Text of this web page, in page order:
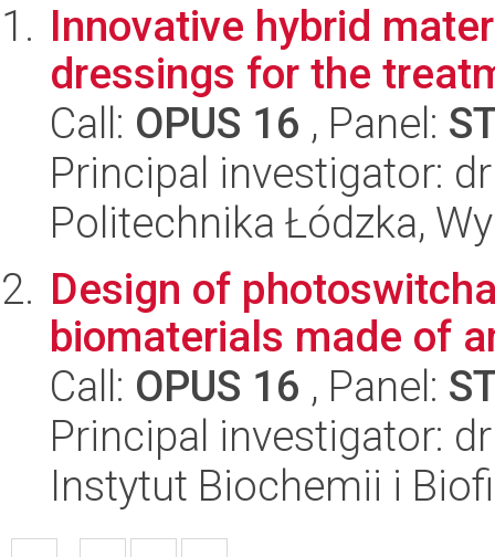
Innovative hybrid
dressings for the
Call: OPUS 16 , Panel:
Principal investigator:
Politechnika Łódzka,
Design of
biomaterials made of
Call: OPUS 16 , Panel:
Principal investigator:
Instytut Biochemii i